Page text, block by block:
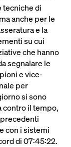
tecniche di
anche per le
e la
su cui
che hanno
segnalare le
e vice-
per
si sono
contro il tempo,
con i sistemi
di 07:45:22.